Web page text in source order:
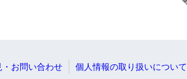
・お問い合わせ 個人情報の取り扱いについて